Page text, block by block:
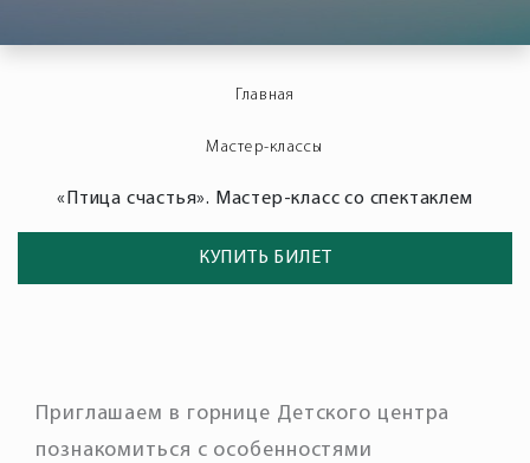
Главная
Мастер-классы
«Птица счастья». Мастер-класс со спектаклем
КУПИТЬ БИЛЕТ
Приглашаем в горнице Детского центра
познакомиться с особенностями